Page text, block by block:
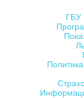
ГБУ